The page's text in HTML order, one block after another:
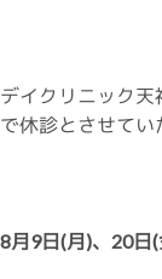
デイクリニック
で休診とさせてい
8月9日(月)、20日